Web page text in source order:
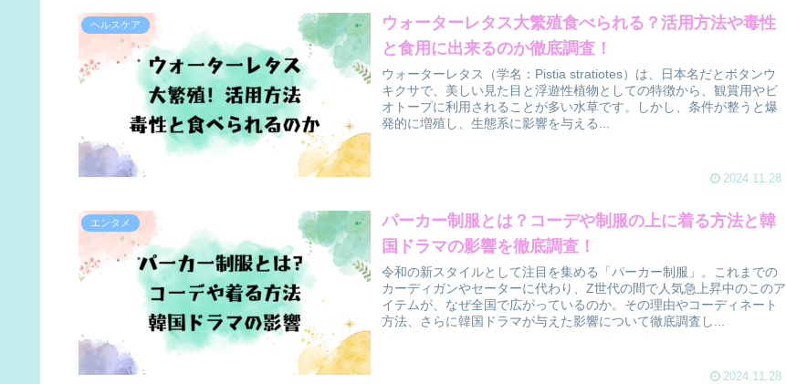
ヘルスケア
ウォーターレタス大繁殖食べられる？活用方法や毒性
と食用に出来るのか徹底調査！
ウォーターレタス（学名：Pistia stratiotes）は、日本名だとボタンウ
キクサで、美しい見た目と浮遊性植物としての特徴から、観賞用やビ
オトープに利用されることが多い水草です。しかし、条件が整うと爆
発的に増殖し、生態系に影響を与える...
2024.11.28
エンタメ
パーカー制服とは？コーデや制服の上に着る方法と韓
国ドラマの影響を徹底調査！
令和の新スタイルとして注目を集める「パーカー制服」。これまでの
カーディガンやセーターに代わり、Z世代の間で人気急上昇中のこのア
イテムが、なぜ全国で広がっているのか。その理由やコーディネート
方法、さらに韓国ドラマが与えた影響について徹底調査し...
2024.11.28